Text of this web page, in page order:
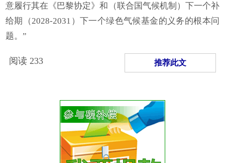
意履行其在《巴黎协定》和（联合国气候机制）下一个补
给期（2028-2031）下一个绿色气候基金的义务的根本问
题。”
阅读 233 推荐此文